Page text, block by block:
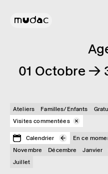
01 Octobre →
Ateliers Familles/Enfants
Visites commentées
Calendrier En ce
Novembre
Décembre Janvier
Juillet